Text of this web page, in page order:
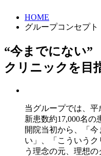
HOME
グループコンセプト
“今までにない”
クリニックを目
当グループでは、平
新患数約17,000名の
開院当初から、「
い」、「こういう
う理念の元、理想